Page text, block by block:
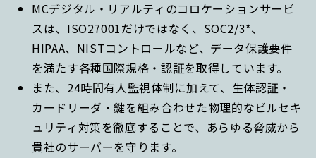
MCデジタル・リアルティのコロケーションサービ
スは、ISO27001だけではなく、SOC2/3*、
HIPAA、NISTコントロールなど、データ保護要件
を満たす各種国際規格・認証を取得しています。
また、24時間有人監視体制に加えて、生体認証・
カードリーダ・鍵を組み合わせた物理的なビルセキ
ュリティ対策を徹底することで、あらゆる脅威から
貴社のサーバーを守ります。